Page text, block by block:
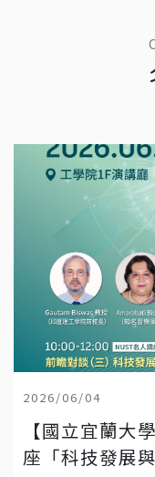
2026/06/04
【國立宜蘭大
座「科技發展